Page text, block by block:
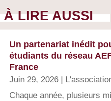
À LIRE AUSSI
Un partenariat inédit
étudiants du réseau
France
Juin 29, 2026
Chaque année, plusieurs